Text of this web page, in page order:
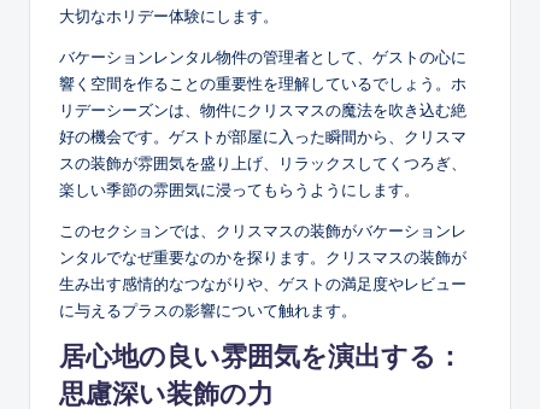
大切なホリデー体験にします。
バケーションレンタル物件の管理者として、ゲストの心に
響く空間を作ることの重要性を理解しているでしょう。ホ
リデーシーズンは、物件にクリスマスの魔法を吹き込む絶
好の機会です。ゲストが部屋に入った瞬間から、クリスマ
スの装飾が雰囲気を盛り上げ、リラックスしてくつろぎ、
楽しい季節の雰囲気に浸ってもらうようにします。
このセクションでは、クリスマスの装飾がバケーションレ
ンタルでなぜ重要なのかを探ります。クリスマスの装飾が
生み出す感情的なつながりや、ゲストの満足度やレビュー
に与えるプラスの影響について触れます。
居心地の良い雰囲気を演出する：
思慮深い装飾の力